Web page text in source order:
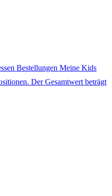
Bestellungen Meine Kids
Der Gesamtwert beträgt